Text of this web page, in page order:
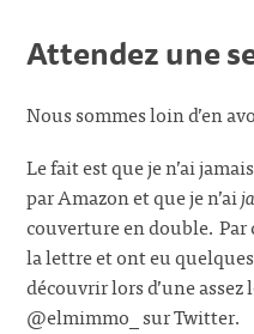
Attendez une
Nous sommes loin d’en
Le fait est que je n’ai
par Amazon et que je n’ai
couverture en double. Par
la lettre et ont eu
découvrir lors d’une
@elmimmo_ sur Twitter.